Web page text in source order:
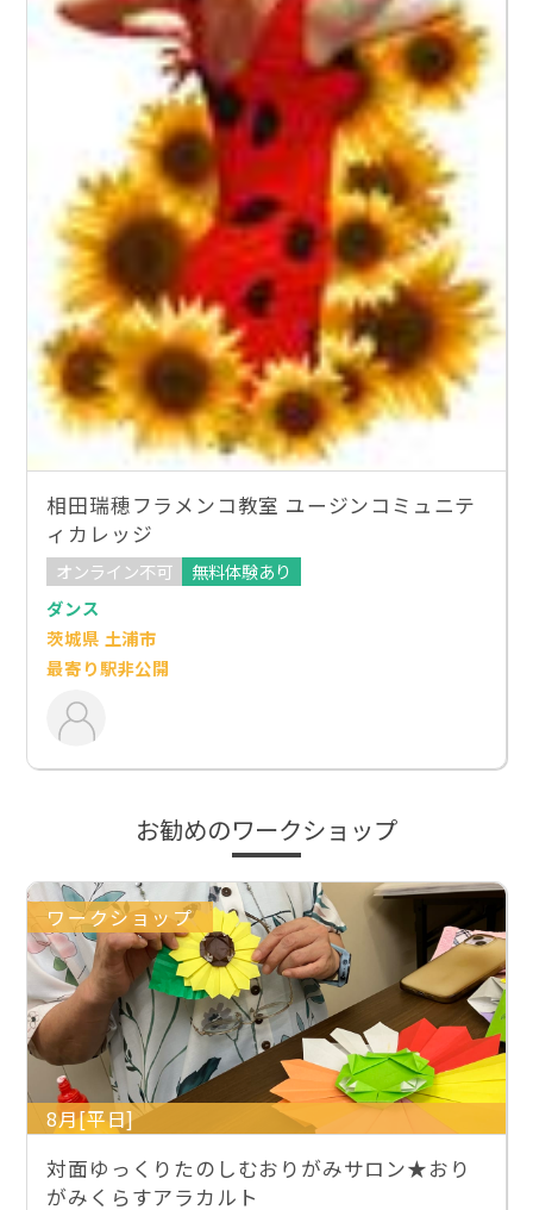
相田瑞穂フラメンコ教室 ユージンコミュニテ
ィカレッジ
オンライン不可
無料体験あり
ダンス
茨城県 土浦市
最寄り駅非公開
お勧めのワークショップ
ワークショップ
8月[平日]
対面ゆっくりたのしむおりがみサロン★おり
がみくらすアラカルト